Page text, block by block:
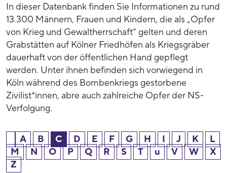
In dieser Datenbank finden Sie Informationen zu rund
13.300 Männern, Frauen und Kindern, die als „Opfer
von Krieg und Gewaltherrschaft“ gelten und deren
Grabstätten auf Kölner Friedhöfen als Kriegsgräber
dauerhaft von der öffentlichen Hand gepflegt
werden. Unter ihnen befinden sich vorwiegend in
Köln während des Bombenkriegs gestorbene
Zivilist*innen, abre auch zahlreiche Opfer der NS-
Verfolgung.
A B C D E F G H I J K
L
M
N O P Q R S T u V W
X
Z